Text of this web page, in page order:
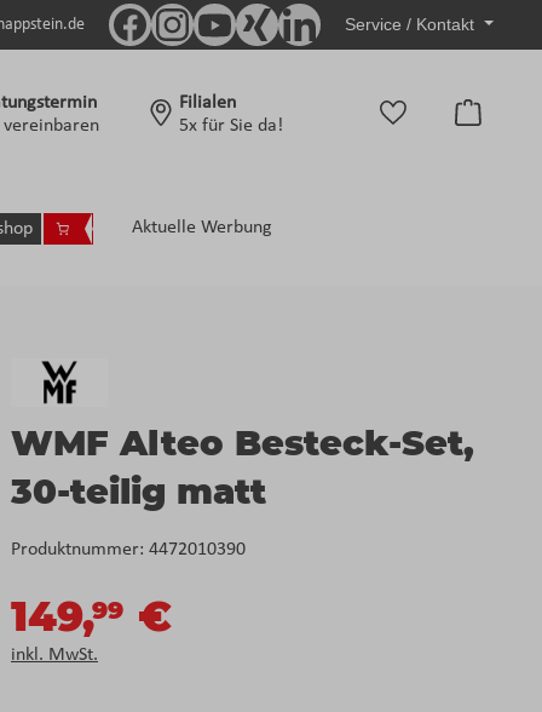
Service / Kontakt
vereinbaren
Filialen
5x für Sie da!
Aktuelle Werbung
WMF Alteo Besteck-Set,
30-teilig matt
Produktnummer: 4472010390
149,99 €
inkl. MwSt.